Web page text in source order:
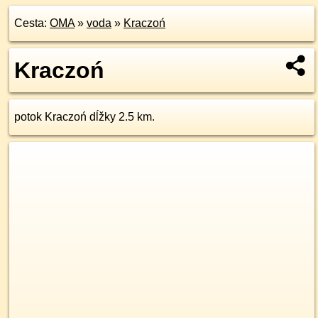
Cesta: OMA» voda » Kraczoń
Kraczoń
potok Kraczoń dĺžky 2.5 km.